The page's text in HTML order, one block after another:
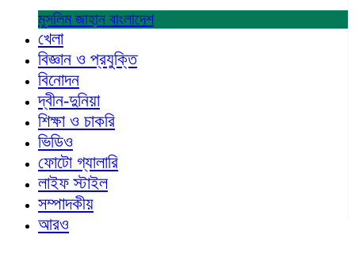
মুসলিম জাহান বাংলাদেশ
খেলা
বিজ্ঞান ও প্রযুক্তি
বিনোদন
দ্বীন-দুনিয়া
শিক্ষা ও চাকরি
ভিডিও
ফোটো গ্যালারি
লাইফ স্টাইল
সম্পাদকীয়
আরও